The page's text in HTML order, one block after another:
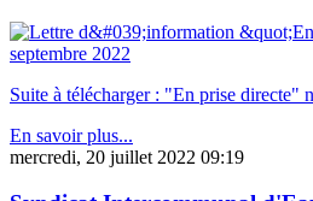
Suite à télécharger : "En prise directe"
En savoir plus...
mercredi, 20 juillet 2022 09:19